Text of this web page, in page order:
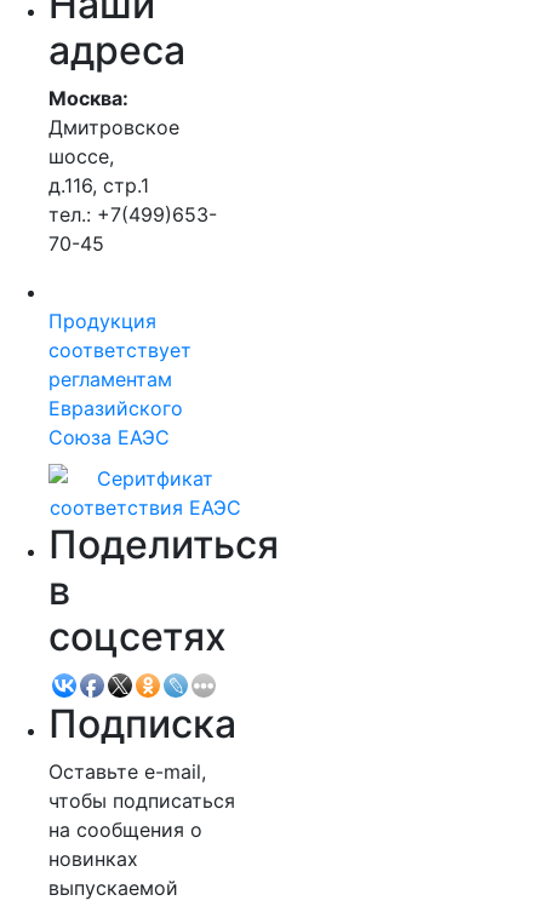
адреса
Москва:
Дмитровское
шоссе,
д.116, стр.1
тел.: +7(499)653-
70-45
Продукция
соответствует
регламентам
Евразийского
Союза ЕАЭС
Поделиться
в
соцсетях
Подписка
Оставьте e-mail,
чтобы подписаться
на сообщения о
новинках
выпускаемой